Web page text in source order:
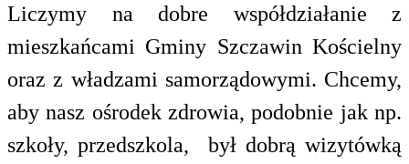
Liczymy na dobre współdziałanie z
mieszkańcami Gminy Szczawin Kościelny
oraz z władzami samorządowymi. Chcemy,
aby nasz ośrodek zdrowia, podobnie jak np.
szkoły, przedszkola, był dobrą wizytówką